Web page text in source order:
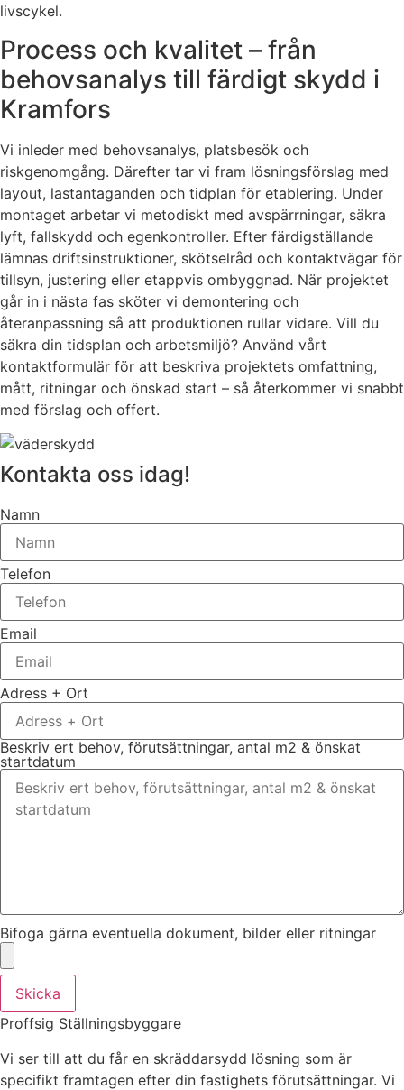
livscykel.
Process och kvalitet – från
behovsanalys till färdigt skydd i
Kramfors
Vi inleder med behovsanalys, platsbesök och
riskgenomgång. Därefter tar vi fram lösningsförslag med
layout, lastantaganden och tidplan för etablering. Under
montaget arbetar vi metodiskt med avspärrningar, säkra
lyft, fallskydd och egenkontroller. Efter färdigställande
lämnas driftsinstruktioner, skötselråd och kontaktvägar för
tillsyn, justering eller etappvis ombyggnad. När projektet
går in i nästa fas sköter vi demontering och
återanpassning så att produktionen rullar vidare. Vill du
säkra din tidsplan och arbetsmiljö? Använd vårt
kontaktformulär för att beskriva projektets omfattning,
mått, ritningar och önskad start – så återkommer vi snabbt
med förslag och offert.
Kontakta oss idag!
Namn
Telefon
Email
Adress + Ort
Beskriv ert behov, förutsättningar, antal m2 & önskat
startdatum
Bifoga gärna eventuella dokument, bilder eller ritningar
Skicka
Proffsig Ställningsbyggare
Vi ser till att du får en skräddarsydd lösning som är
specifikt framtagen efter din fastighets förutsättningar. Vi